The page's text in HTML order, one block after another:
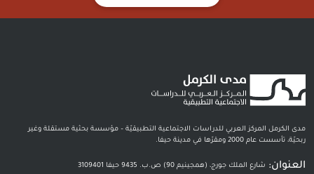
مدى الكرمل المركز العربي للدراسات الاجتماعية التطبيقيّة – مؤسسة بحثية مستقلة وغير
ربحيّة، تأسست عام 2000 ومقرّها في مدينة حيفا.
العنوان: شارع الملك جورج، (همجينيم 90) ص.ب. 9435 حيفا 3109401